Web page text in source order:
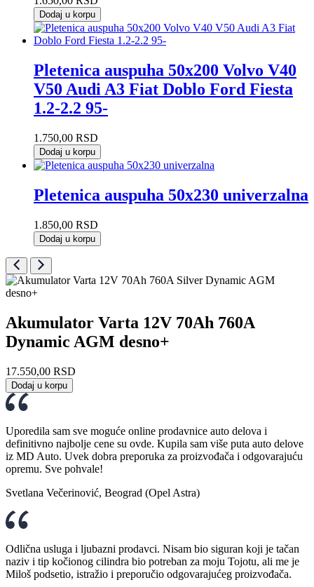
Dodaj u korpu
Pletenica auspuha 50x200 Volvo V40
V50 Audi A3 Fiat Doblo Ford Fiesta
1.2-2.2 95-
1.750,00 RSD
Dodaj u korpu
Pletenica auspuha 50x230 univerzalna
1.850,00 RSD
Dodaj u korpu
Akumulator Varta 12V 70Ah 760A
Dynamic AGM desno+
17.550,00 RSD
Dodaj u korpu
Uporedila sam sve moguće online prodavnice auto delova i
definitivno najbolje cene su ovde. Kupila sam više puta auto delove
iz MD Auto. Uvek dobra preporuka za proizvođača i odgovarajuću
opremu. Sve pohvale!
Svetlana Večerinović, Beograd (Opel Astra)
Odlična usluga i ljubazni prodavci. Nisam bio siguran koji je tačan
naziv i tip kočionog cilindra bio potreban za moju Tojotu, ali me je
Miloš podsetio, istražio i preporučio odgovarajućeg proizvođača.